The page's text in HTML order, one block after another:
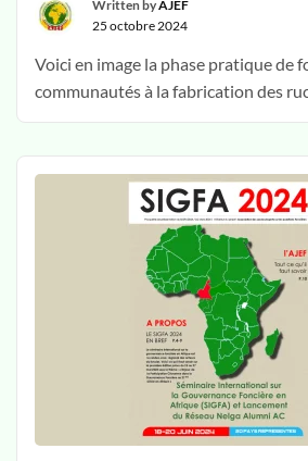
Written byAJEF
25 octobre 2024
Voici en image la phase pratique de
communautés à la fabrication des